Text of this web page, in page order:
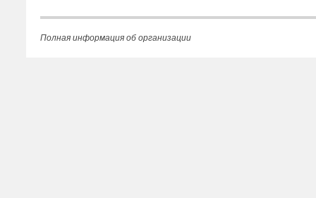
Полная информация об организации